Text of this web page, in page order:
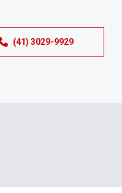
(41) 3029-9929